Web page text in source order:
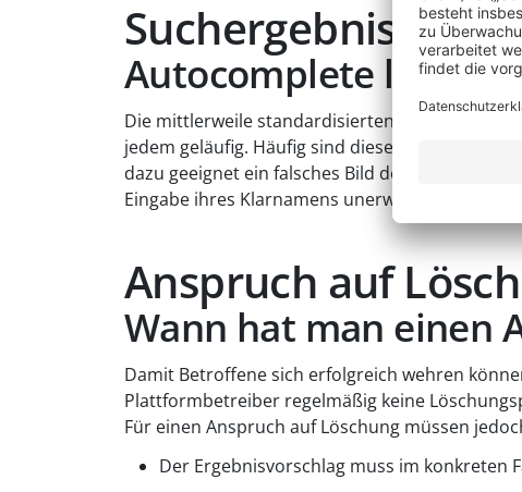
Autocomplete
Die mittlerweile standardisierten Ergänzungen
jedem geläufig. Häufig sind diese Vorschläge
dazu geeignet ein falsches Bild der Person
Eingabe ihres Klarnamens unerwünschte
Anspruch auf
Wann hat man einen
Damit Betroffene sich erfolgreich wehren
Plattformbetreiber regelmäßig keine
Für einen Anspruch auf Löschung müssen
Der Ergebnisvorschlag muss im konkreten